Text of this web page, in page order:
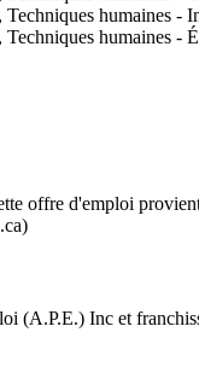
humaines -
humaines -
offre d'emploi
(A.P.E.) Inc et